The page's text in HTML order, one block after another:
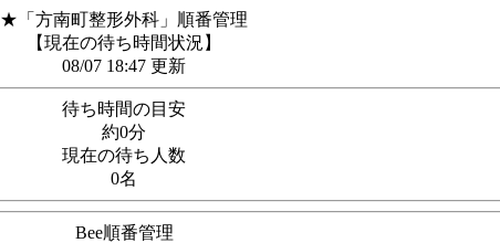
★「方南町整形外科」順番管理
【現在の待ち時間状況】
08/07 18:47 更新
待ち時間の目安
約0分
現在の待ち人数
0名
Bee順番管理